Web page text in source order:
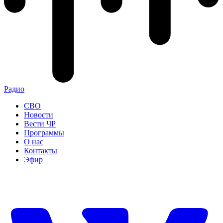
Радио
СВО
Новости
Вести ЧР
Программы
О нас
Контакты
Эфир